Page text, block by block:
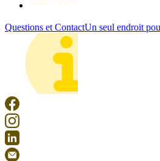
Questions et ContactUn seul endroit